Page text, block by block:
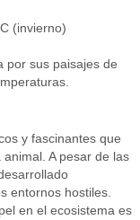
(invierno)
por sus paisajes de
y fascinantes que
A pesar de las
entornos hostiles.
en el ecosistema es